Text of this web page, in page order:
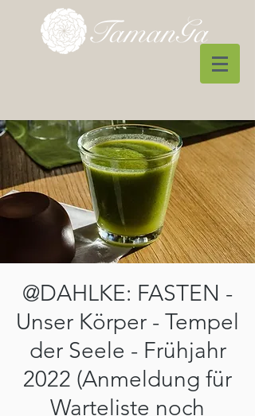
@DAHLKE: FASTEN -
Unser Körper - Tempel
der Seele - Frühjahr
2022 (Anmeldung für
Warteliste noch